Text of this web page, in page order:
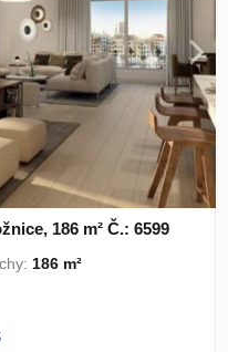
186 m² Č.: 6599
186 m²